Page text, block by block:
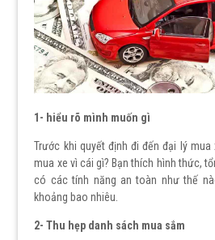
1- hiểu rõ mình muốn gì
Trước khi quyết định đi đến đại lý
mua xe vì cái gì? Bạn thích hình thức,
có các tính năng an toàn như thế
khoảng bao nhiêu.
2- Thu hẹp danh sách mua sắm